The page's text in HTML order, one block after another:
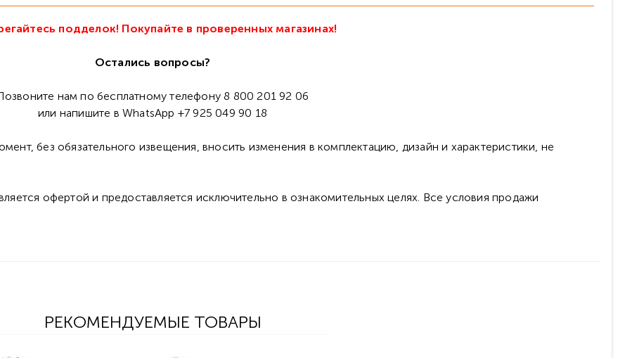
подделок! Покупайте в проверенных магазинах!
Остались вопросы?
нам по бесплатному телефону 8 800 201 92 06
или напишите в WhatsApp +7 925 049 90 18
без обязательного извещения, вносить изменения в комплектацию, дизайн и характеристики, не
офертой и предоставляется исключительно в ознакомительных целях. Все условия продажи
РЕКОМЕНДУЕМЫЕ ТОВАРЫ